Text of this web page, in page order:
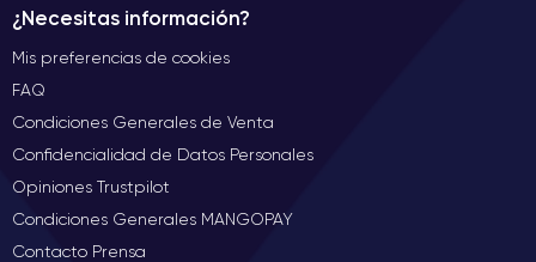
¿Necesitas información?
Mis preferencias de cookies
FAQ
Condiciones Generales de Venta
Confidencialidad de Datos Personales
Opiniones Trustpilot
Condiciones Generales MANGOPAY
Contacto Prensa